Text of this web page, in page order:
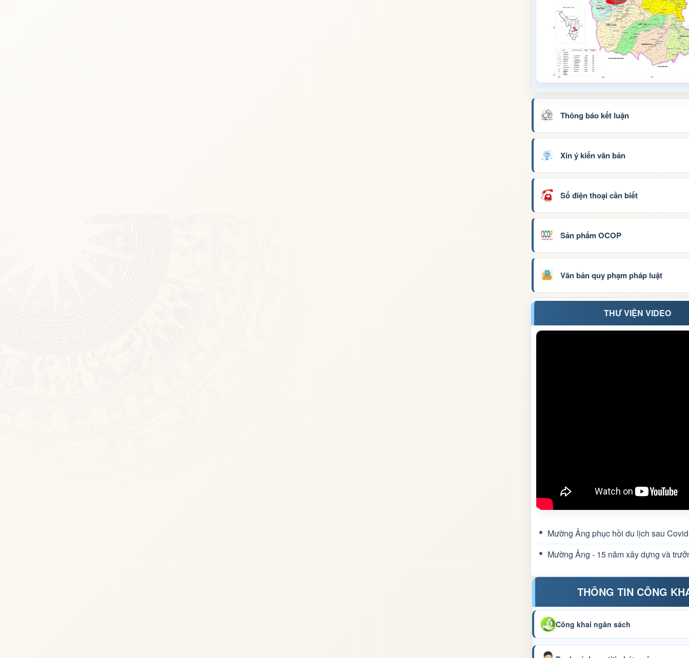
Thông báo kết luận
Xin ý kiến văn bản
Số điện thoại cần biết
Sản phẩm OCOP
Văn bản quy phạm pháp luật
THƯ VIỆN VIDEO
Mường Ảng phục hồi du lịch sau
Mường Ảng - 15 năm xây dựng và
THÔNG TIN CÔNG
Công khai ngân sách